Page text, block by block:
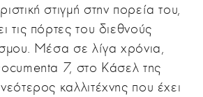
στιγμή στην πορεία του,
τις πόρτες του διεθνούς
Μέσα σε λίγα χρόνια,
7, στο Κάσελ της
καλλιτέχνης που έχει